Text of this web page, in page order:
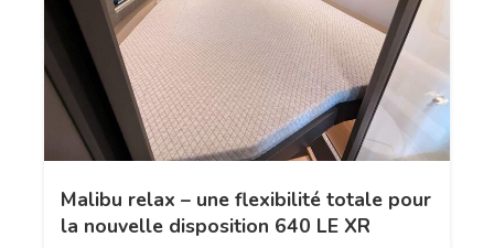
Malibu relax – une flexibilité totale pour
la nouvelle disposition 640 LE XR